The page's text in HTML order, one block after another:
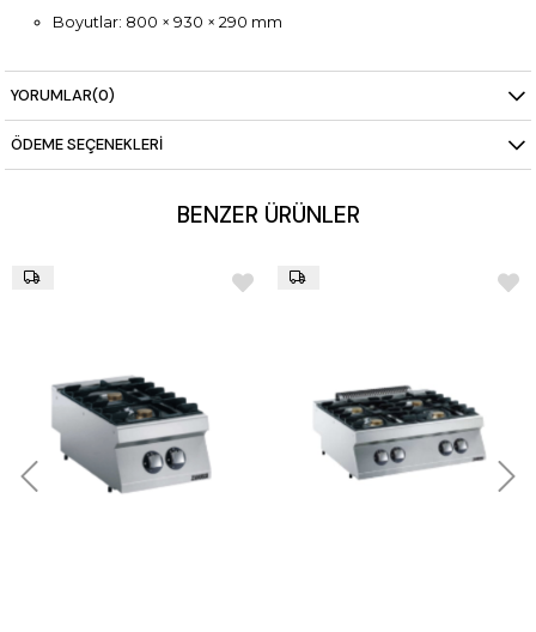
Boyutlar: 800 × 930 × 290 mm
YORUMLAR(0)
ÖDEME SEÇENEKLERI
BENZER ÜRÜNLER